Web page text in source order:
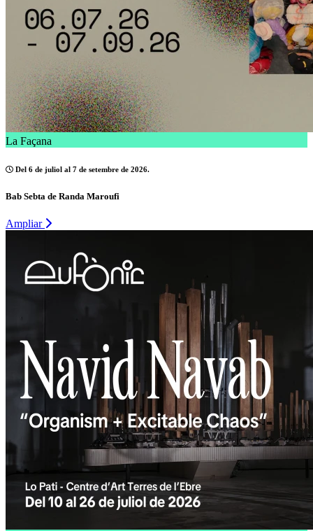
La Façana
Del 6 de juliol al 7 de setembre de 2026.
Bab Sebta de Randa Maroufi
Ampliar